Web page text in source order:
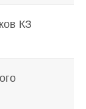
КЗ